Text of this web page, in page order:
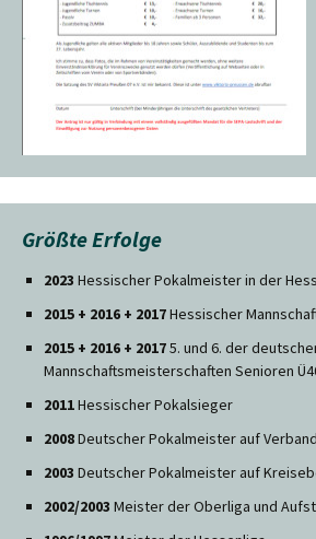
Größte Erfolge
2023 Hessischer Pokalmeister in der
2015 + 2016 + 2017Hessischer
2015 + 2016 + 20175. und 6. der
Mannschaftsmeisterschaften Senioren
2011Hessischer Pokalsieger
2008Deutscher Pokalmeister auf
2003 Deutscher Pokalmeister auf
2002/2003 Meister der Oberliga und